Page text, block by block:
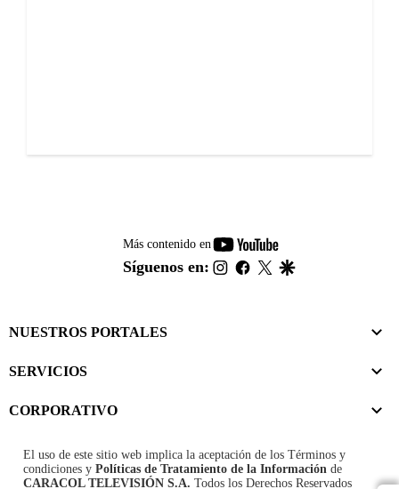
Más contenido en
youtube-
footer
Síguenos en: instagram
facebook
twitter
NUESTROS PORTALES
SERVICIOS
CORPORATIVO
El uso de este sitio web implica la aceptación de los Términos y
condiciones y Políticas de Tratamiento de la Información de
CARACOL TELEVISIÓN S.A. Todos los Derechos Reservados